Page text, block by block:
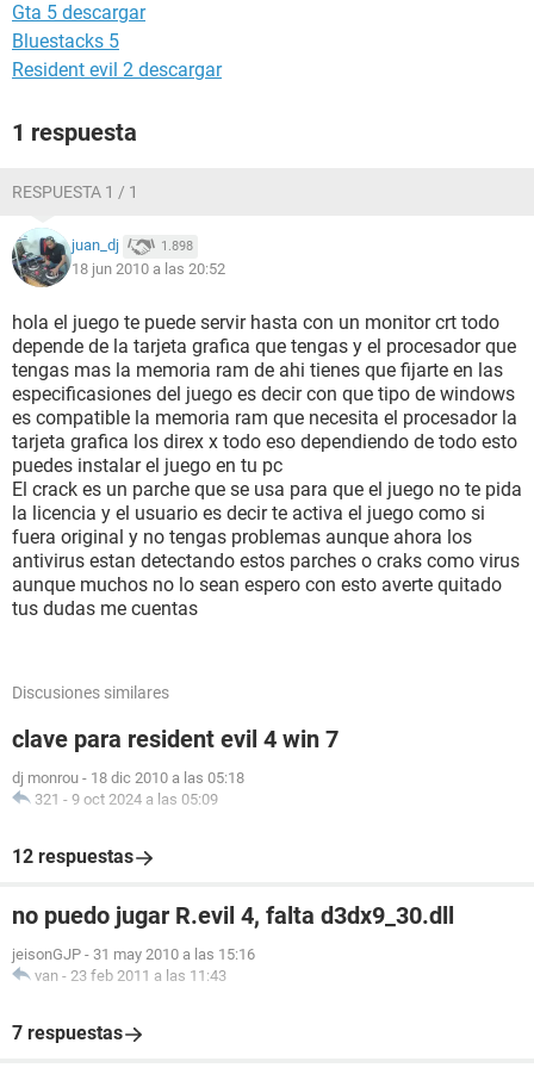
Gta 5 descargar
Bluestacks 5
Resident evil 2 descargar
1 respuesta
RESPUESTA 1 / 1
juan_dj 1.898
18 jun 2010 a las 20:52
hola el juego te puede servir hasta con un monitor crt todo
depende de la tarjeta grafica que tengas y el procesador que
tengas mas la memoria ram de ahi tienes que fijarte en las
especificasiones del juego es decir con que tipo de windows
es compatible la memoria ram que necesita el procesador la
tarjeta grafica los direx x todo eso dependiendo de todo esto
puedes instalar el juego en tu pc
El crack es un parche que se usa para que el juego no te pida
la licencia y el usuario es decir te activa el juego como si
fuera original y no tengas problemas aunque ahora los
antivirus estan detectando estos parches o craks como virus
aunque muchos no lo sean espero con esto averte quitado
tus dudas me cuentas
Discusiones similares
clave para resident evil 4 win 7
dj monrou - 18 dic 2010 a las 05:18
321 - 9 oct 2024 a las 05:09
12 respuestas
no puedo jugar R.evil 4, falta d3dx9_30.dll
jeisonGJP - 31 may 2010 a las 15:16
van - 23 feb 2011 a las 11:43
7 respuestas